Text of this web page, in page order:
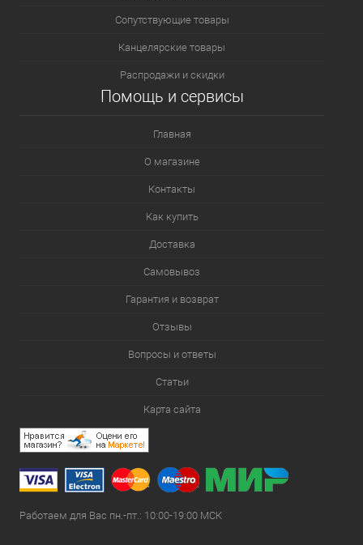
Сопутствующие товары
Канцелярские товары
Распродажи и скидки
Помощь и сервисы
Главная
О магазине
Контакты
Как купить
Доставка
Самовывоз
Гарантия и возврат
Отзывы
Вопросы и ответы
Статьи
Карта сайта
Работаем для Вас пн.-пт.: 10:00-19:00 МСК